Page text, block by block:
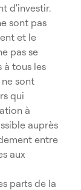
d'investir.
sont pas
et le
pas se
à tous les
ne sont
qui
à
auprès
entre
aux
parts de la